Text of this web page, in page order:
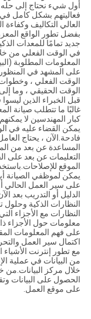
أول شيء نحتاج إلى
فعاليتهم بشكل كامل
العالي التكاليف
جديد تمامًا للمعدات
في الوقت الفعلي من
المعلومات المطلوبة
على المشهد في المنظور
الوقت الفعلي ، وخطوات
الوقت الحقيقي ، وما
قبل الخبراء الذين
غالبًا ما تتطلب صيانة
كبار المهندسين لا
يمكن القضاء عليه في
فادحة.الآن ، يحتاج
المساعدة عن بعد من
التعليمات عن بعد على
الموقع
يمكن لموظفي الصيانة
على سير العمل الحالي
الدليل أو التدريب بعد
النظارات الذكية وحلول
النظارات مع الأجزاء
معلومات حول الأجزاء
على فهم المعلومات
اكتمال سير العمل
مع تطور إنترنت الأشياء
من البيانات في عملية
خلال مركز البيانات.من
الحصول على البيانات
على موقع العمل.